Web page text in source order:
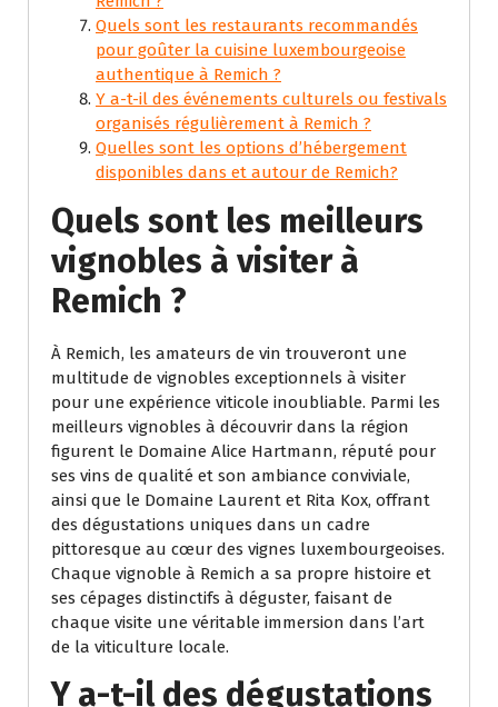
Quels sont les restaurants recommandés
pour goûter la cuisine luxembourgeoise
authentique à Remich ?
Y a-t-il des événements culturels ou festivals
organisés régulièrement à Remich ?
Quelles sont les options d’hébergement
disponibles dans et autour de Remich?
Quels sont les meilleurs
vignobles à visiter à
Remich ?
À Remich, les amateurs de vin trouveront une
multitude de vignobles exceptionnels à visiter
pour une expérience viticole inoubliable. Parmi les
meilleurs vignobles à découvrir dans la région
figurent le Domaine Alice Hartmann, réputé pour
ses vins de qualité et son ambiance conviviale,
ainsi que le Domaine Laurent et Rita Kox, offrant
des dégustations uniques dans un cadre
pittoresque au cœur des vignes luxembourgeoises.
Chaque vignoble à Remich a sa propre histoire et
ses cépages distinctifs à déguster, faisant de
chaque visite une véritable immersion dans l’art
de la viticulture locale.
Y a-t-il des dégustations